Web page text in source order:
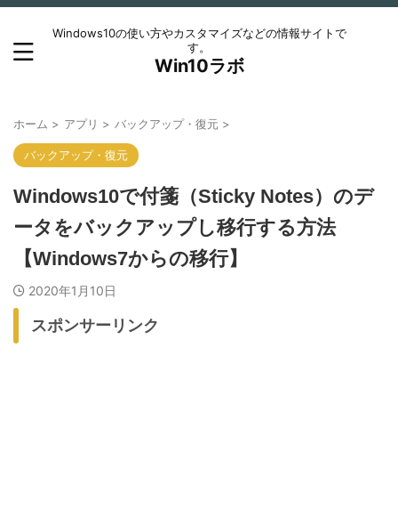
Windows10の使い方やカスタマイズなどの情報サイトで
す。
Win10ラボ
ホーム > アプリ > バックアップ・復元 >
バックアップ・復元
Windows10で付箋（Sticky Notes）のデ
ータをバックアップし移行する方法
【Windows7からの移行】
2020年1月10日
スポンサーリンク